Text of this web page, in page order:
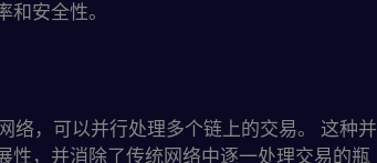
和安全性。
络，可以并行处理多个链上的交易。 这种并
性，并消除了传统网络中逐一处理交易的瓶